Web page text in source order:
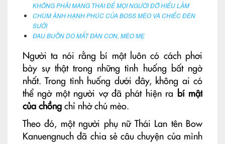
KHÔNG PHẢI MANG THAI ĐỂ MỌI NGƯỜI ĐỠ HIỂU LẦM
CHÙM ẢNH HẠNH PHÚC CỦA BOSS MÈO VÀ CHIẾC ĐÈN
SƯỞI
ĐAU BUỒN DO MẤT ĐÀN CON, MÈO MẸ
Người ta nói rằng bí mật luôn có cách phơi
bày sự thật trong những tình huống bất ngờ
nhất. Trong tình huống dưới đây, không ai có
thể ngờ một người vợ đã phát hiện ra
bí mật
của chồng chỉ nhờ chú mèo.
Theo đó, một người phụ nữ Thái Lan tên Bow
Kanuengnuch đã chia sẻ câu chuyện của mình